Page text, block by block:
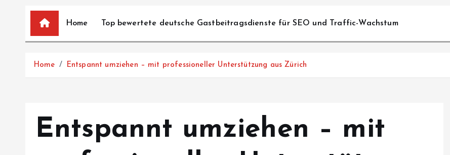
Home Top bewertete deutsche Gastbeitragsdienste für SEO und Traffic-Wachstum
Home Entspannt umziehen – mit professioneller Unterstützung aus Zürich
Entspannt umziehen – mit